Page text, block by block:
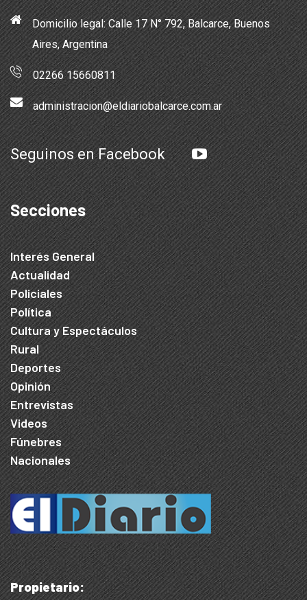
Domicilio legal: Calle 17 N° 792, Balcarce, Buenos
Aires, Argentina
02266 15660811
administracion@eldiariobalcarce.com.ar
Seguinos en Facebook
Secciones
Interés General
Actualidad
Policiales
Política
Cultura y Espectáculos
Rural
Deportes
Opinión
Entrevistas
Videos
Fúnebres
Nacionales
Propietario: